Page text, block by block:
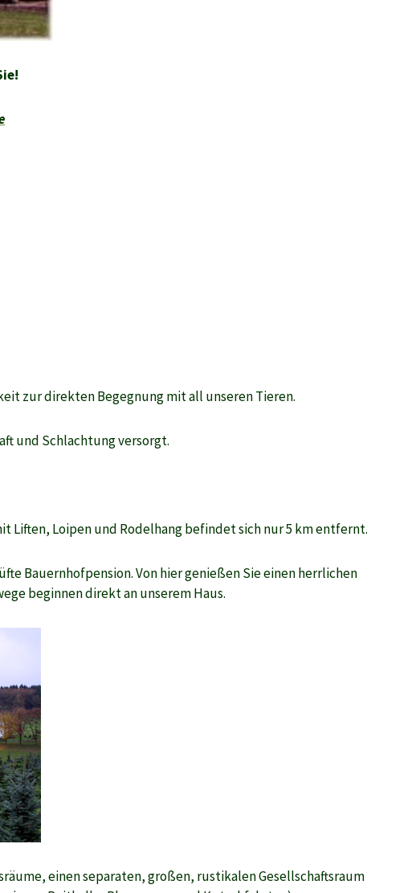
ie!
zur direkten Begegnung mit all unseren Tieren.
und Schlachtung versorgt.
Liften, Loipen und Rodelhang befindet sich nur 5 km entfernt.
Bauernhofpension. Von hier genießen Sie einen herrlichen
beginnen direkt an unserem Haus.
einen separaten, großen, rustikalen Gesellschaftsraum